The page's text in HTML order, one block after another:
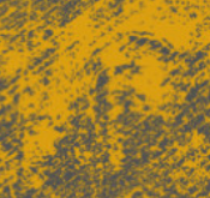
उत्पाद सुधार सेवाएं